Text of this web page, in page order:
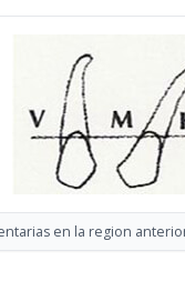
en la region